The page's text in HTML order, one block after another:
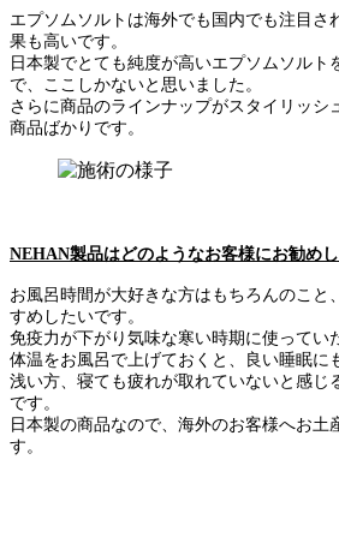
エプソムソルトは海外でも国内でも注目さ
果も高いです。
日本製でとても純度が高いエプソムソルト
で、ここしかないと思いました。
さらに商品のラインナップがスタイリッシ
商品ばかりです。
NEHAN製品はどのようなお客様にお勧め
お風呂時間が大好きな方はもちろんのこと
すめしたいです。
免疫力が下がり気味な寒い時期に使ってい
体温をお風呂で上げておくと、良い睡眠に
浅い方、寝ても疲れが取れていないと感じ
です。
日本製の商品なので、海外のお客様へお土
す。